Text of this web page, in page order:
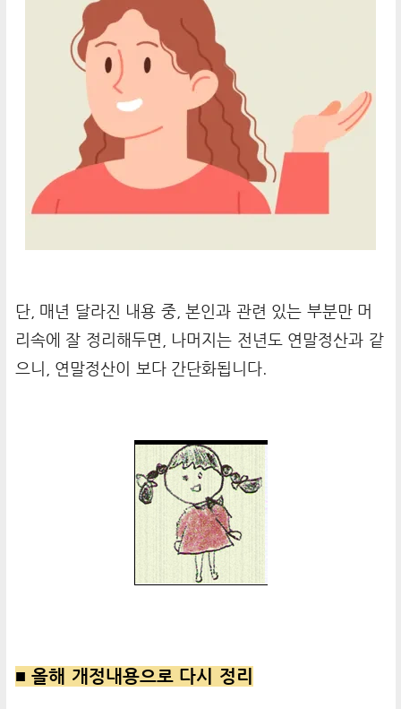
단, 매년 달라진 내용 중, 본인과 관련 있는 부분만 머
리속에 잘 정리해두면, 나머지는 전년도 연말정산과 같
으니, 연말정산이 보다 간단화됩니다.
■ 올해 개정내용으로 다시 정리